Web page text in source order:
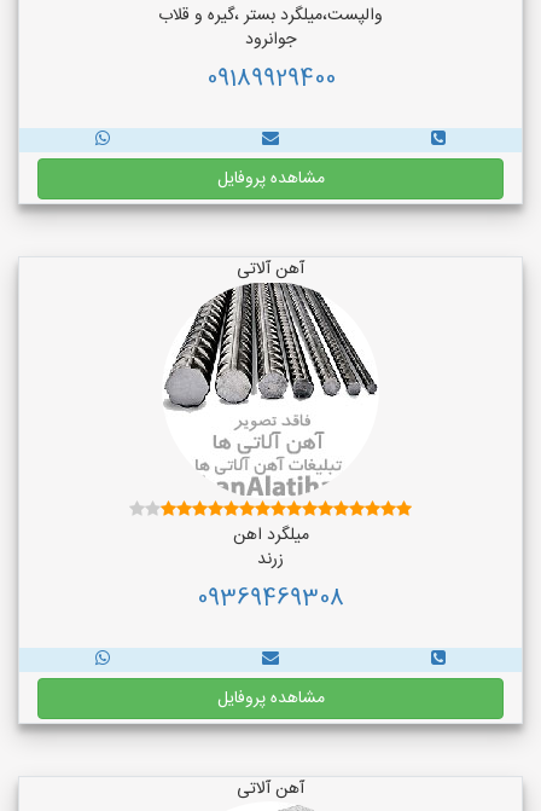
والپست،میلگرد بستر ،گیره و قلاب
جوانرود
09189929400
مشاهده پروفایل
آهن آلاتی
میلگرد اهن
زرند
09369469308
مشاهده پروفایل
آهن آلاتی